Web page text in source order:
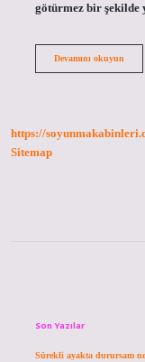
götürmez bir şekilde
Devamını okuyunKutup
https://
Sitemap
Son Yazılar
Sürekli ayakta durursam